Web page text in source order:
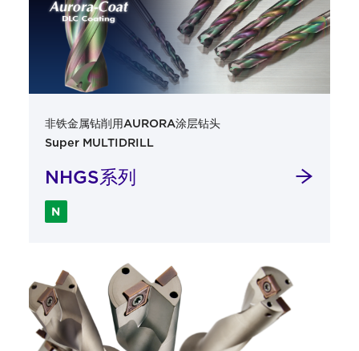
非铁金属钻削用AURORA涂层钻头
Super MULTIDRILL
NHGS系列
N